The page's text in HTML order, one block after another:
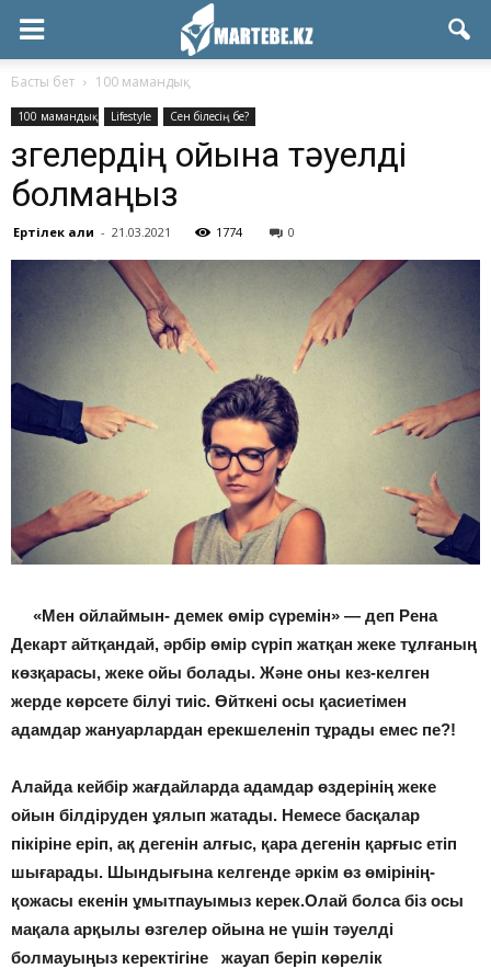
Басты бет 100 мамандық
100 мамандық Lifestyle Сен білесің бе?
Өзгелердің ойына тәуелді
болмаңыз
Ертілек Ғали - 21.03.2021 1774 0
«Мен ойлаймын- демек өмір сүремін» — деп Рена
Декарт айтқандай, әрбір өмір сүріп жатқан жеке тұлғаның
көзқарасы, жеке ойы болады. Және оны кез-келген
жерде көрсете білуі тиіс. Өйткені осы қасиетімен
адамдар жануарлардан ерекшеленіп тұрады емес пе?!
Алайда кейбір жағдайларда адамдар өздерінің жеке
ойын білдіруден ұялып жатады. Немесе басқалар
пікіріне еріп, ақ дегенін алғыс, қара дегенін қарғыс етіп
шығарады. Шындығына келгенде әркім өз өмірінің-
қожасы екенін ұмытпауымыз керек.Олай болса біз осы
мақала арқылы өзгелер ойына не үшін тәуелді
болмауыңыз керектігіне жауап беріп көрелік